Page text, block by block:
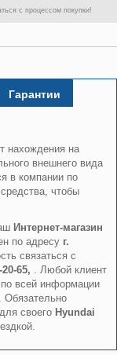
с процессом покупки!
Гарантии
нахождения на
внешнего вида
в компании по
чтобы
Интернет-магазин
по адресу г.
связаться с
65, . Любой клиент
всей информации
Обязательно
своего Hyundai